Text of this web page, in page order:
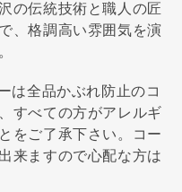
の伝統技術と職人の匠
、格調高い雰囲気を演
は全品かぶれ防止のコ
すべての方がアレルギ
をご了承下さい。コー
来ますので心配な方は